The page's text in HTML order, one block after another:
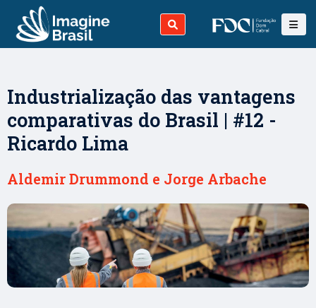
Industrialização das vantagens
comparativas do Brasil | #12 -
Ricardo Lima
Aldemir Drummond e Jorge Arbache